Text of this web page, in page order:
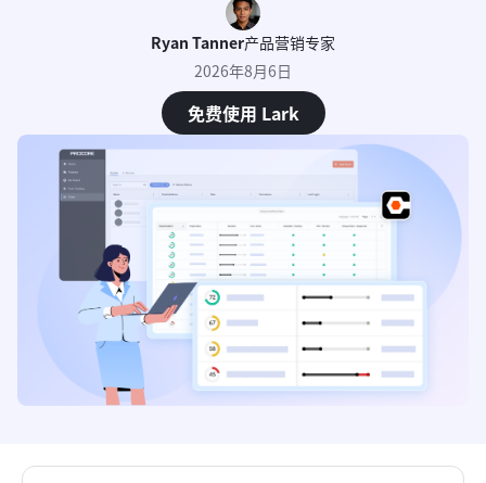
Ryan Tanner产品营销专家
2026年8月6日
免费使用 Lark